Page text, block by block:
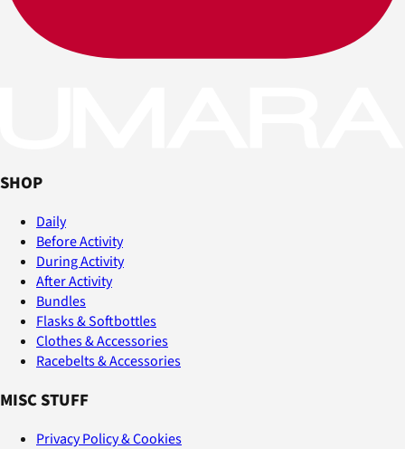
SHOP
Daily
Before Activity
During Activity
After Activity
Bundles
Flasks & Softbottles
Clothes & Accessories
Racebelts & Accessories
MISC STUFF
Privacy Policy & Cookies